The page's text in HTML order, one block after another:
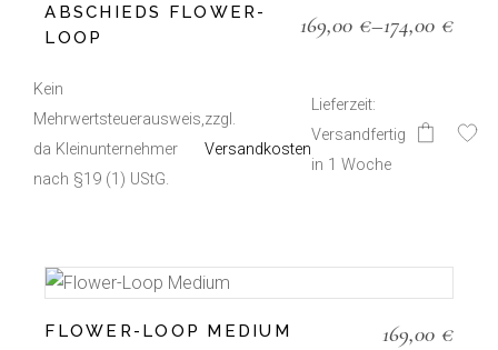
ABSCHIEDS FLOWER-
LOOP
169,00 €–174,00 €
Kein
Mehrwertsteuerausweis,
da Kleinunternehmer
nach §19 (1) UStG.
zzgl.
Versandkosten
Lieferzeit:
Versandfertig
in 1 Woche
Dieses
Produkt
weist
mehrere
Optionen
können
auf
Produktseite
FLOWER-LOOP MEDIUM 169,00 €